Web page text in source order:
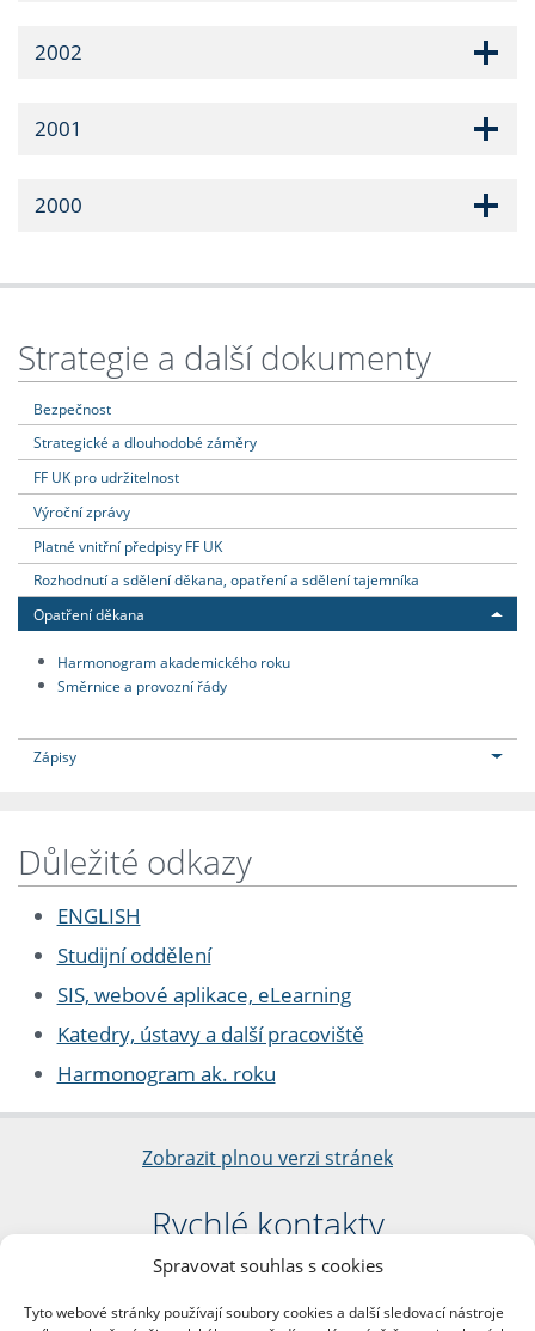
Spravovat souhlas s cookies
Tyto webové stránky používají soubory cookies a další sledovací nástroje
2002
2001
2000
Strategie a další dokumenty
Bezpečnost
Strategické a dlouhodobé záměry
FF UK pro udržitelnost
Výroční zprávy
Platné vnitřní předpisy FF UK
Rozhodnutí a sdělení děkana, opatření a sdělení tajemníka
Opatření děkana
Harmonogram akademického roku
Směrnice a provozní řády
Zápisy
Důležité odkazy
ENGLISH
Studijní oddělení
SIS, webové aplikace, eLearning
Katedry, ústavy a další pracoviště
Harmonogram ak. roku
Zobrazit plnou verzi stránek
Rychlé kontakty
Filozofická fakulta
nám. Jana Palacha 1/2